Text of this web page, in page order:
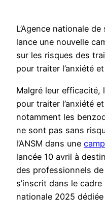
L’Agence nationale
lance une nouvelle
sur les risques des
pour traiter l’anxiété
Malgré leur efficacité,
pour traiter l’anxiété
notamment les
ne sont pas sans
l’ANSM dans une
lancée 10 avril à
des professionnels
s’inscrit dans le
nationale 2025